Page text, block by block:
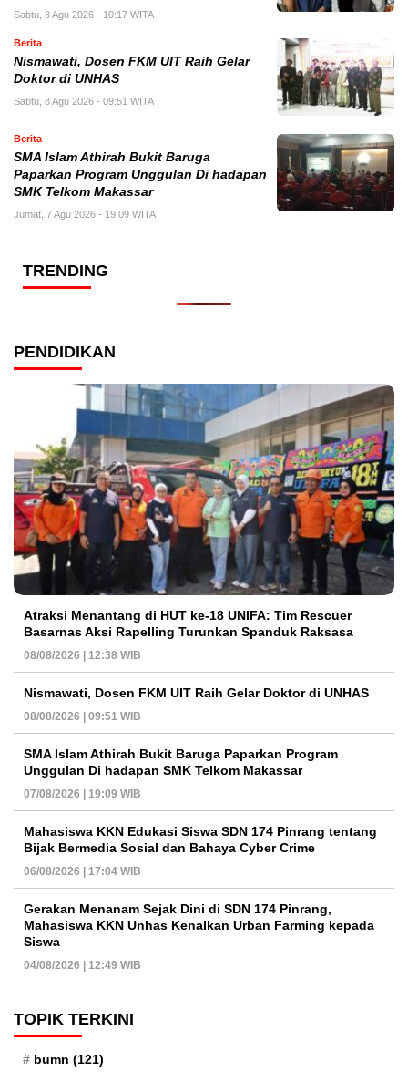
Sabtu, 8 Agu 2026 - 10:17 WITA
Berita
Nismawati, Dosen FKM UIT Raih Gelar
Doktor di UNHAS
Sabtu, 8 Agu 2026 - 09:51 WITA
Berita
SMA Islam Athirah Bukit Baruga
Paparkan Program Unggulan Di hadapan
SMK Telkom Makassar
Jumat, 7 Agu 2026 - 19:09 WITA
TRENDING
PENDIDIKAN
Atraksi Menantang di HUT ke-18 UNIFA: Tim Rescuer
Basarnas Aksi Rapelling Turunkan Spanduk Raksasa
08/08/2026 | 12:38 WIB
Nismawati, Dosen FKM UIT Raih Gelar Doktor di UNHAS
08/08/2026 | 09:51 WIB
SMA Islam Athirah Bukit Baruga Paparkan Program
Unggulan Di hadapan SMK Telkom Makassar
07/08/2026 | 19:09 WIB
Mahasiswa KKN Edukasi Siswa SDN 174 Pinrang tentang
Bijak Bermedia Sosial dan Bahaya Cyber Crime
06/08/2026 | 17:04 WIB
Gerakan Menanam Sejak Dini di SDN 174 Pinrang,
Mahasiswa KKN Unhas Kenalkan Urban Farming kepada
Siswa
04/08/2026 | 12:49 WIB
TOPIK TERKINI
bumn (121)